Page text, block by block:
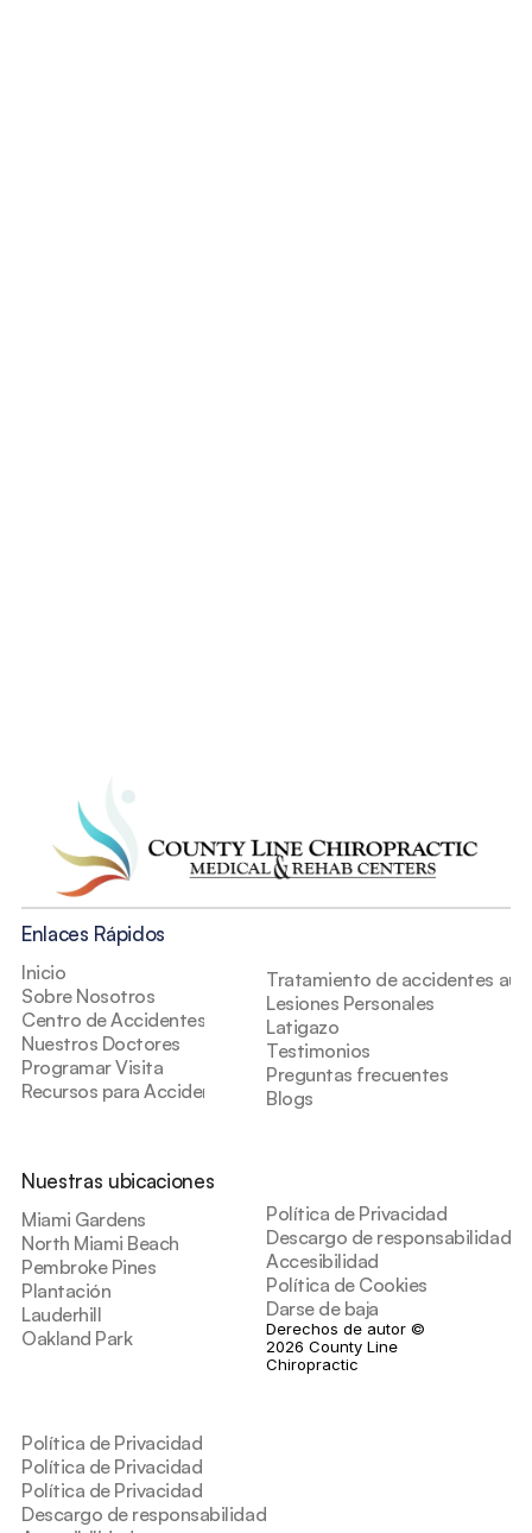
Enlaces Rápidos
Inicio
Sobre Nosotros
Centro de Accidentes
Nuestros Doctores
Programar Visita
Recursos para Accidentes
Tratamiento de accidentes
Lesiones Personales
Latigazo
Testimonios
Blogs
Preguntas frecuentes
Nuestras ubicaciones
Miami Gardens
North Miami Beach
Pembroke Pines
Plantación
Lauderhill
Oakland Park
Política de Privacidad
Descargo de responsabilidad
Accesibilidad
Política de Cookies
Darse de baja
Derechos de autor ©
2026 County Line
Chiropractic
Política de Privacidad
Política de Privacidad
Política de Privacidad
Descargo de responsabilidad de salud